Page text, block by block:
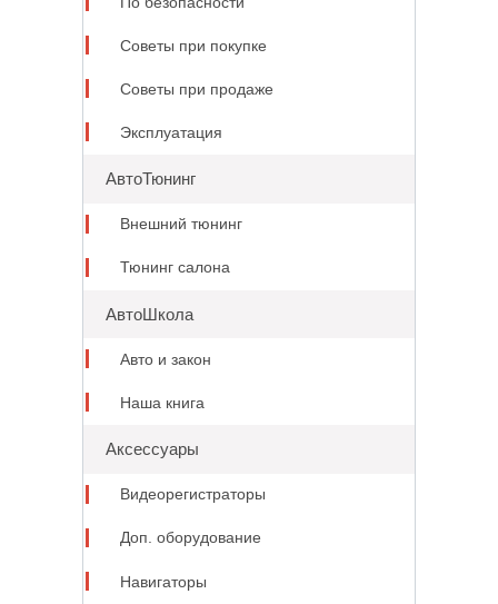
Советы при покупке
Советы при продаже
Эксплуатация
АвтоТюнинг
Внешний тюнинг
Тюнинг салона
АвтоШкола
Авто и закон
Наша книга
Аксессуары
Видеорегистраторы
Доп. оборудование
Навигаторы